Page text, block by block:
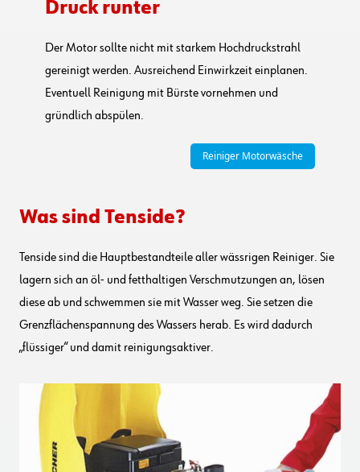
Druck runter
Der Motor sollte nicht mit starkem Hochdruckstrahl
gereinigt werden. Ausreichend Einwirkzeit einplanen.
Eventuell Reinigung mit Bürste vornehmen und
gründlich abspülen.
Reiniger Motorwäsche
Was sind Tenside?
Tenside sind die Hauptbestandteile aller wässrigen Reiniger. Sie
lagern sich an öl- und fetthaltigen Verschmutzungen an, lösen
diese ab und schwemmen sie mit Wasser weg. Sie setzen die
Grenzflächenspannung des Wassers herab. Es wird dadurch
„flüssiger“ und damit reinigungsaktiver.